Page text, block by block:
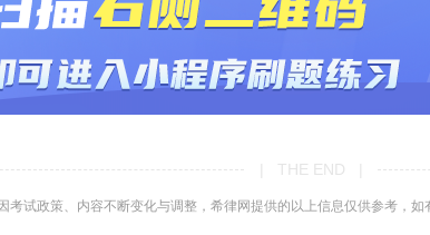
| THE END |
考试政策、内容不断变化与调整，希律网提供的以上信息仅供参考，如